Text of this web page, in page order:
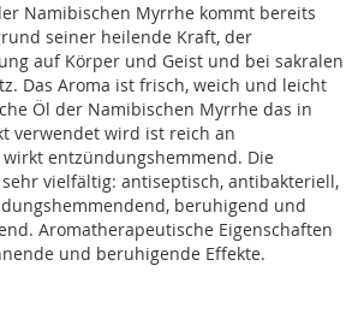
Namibischen Myrrhe kommt bereits
seiner heilende Kraft, der
auf Körper und Geist und bei sakralen
Das Aroma ist frisch, weich und leicht
Öl der Namibischen Myrrhe das in
verwendet wird ist reich an
entzündungshemmend. Die
vielfältig: antiseptisch, antibakteriell,
beruhigend und
Aromatherapeutische Eigenschaften
und beruhigende Effekte.